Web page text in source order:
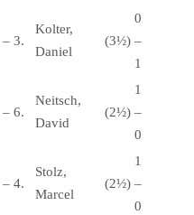
– 3.
Kolter,
Daniel
(3½)
0
–
1
– 6.
Neitsch,
David
(2½)
1
–
0
– 4.
Stolz,
Marcel
(2½)
1
–
0